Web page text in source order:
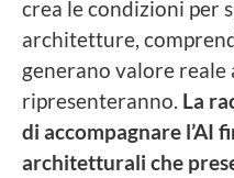
crea le condizioni per
architetture,
generano valore reale
ripresenteranno. La
di accompagnare l’AI
architetturali che